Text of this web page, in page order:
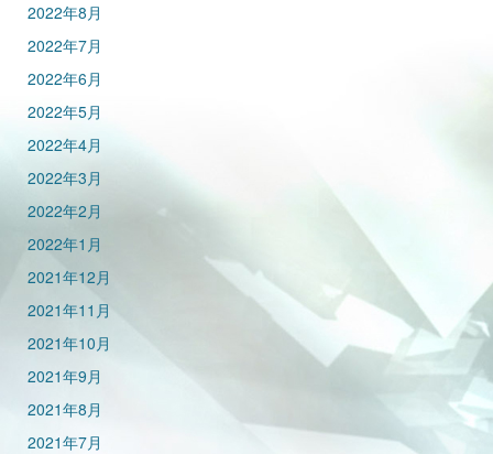
2022年8月
2022年7月
2022年6月
2022年5月
2022年4月
2022年3月
2022年2月
2022年1月
2021年12月
2021年11月
2021年10月
2021年9月
2021年8月
2021年7月